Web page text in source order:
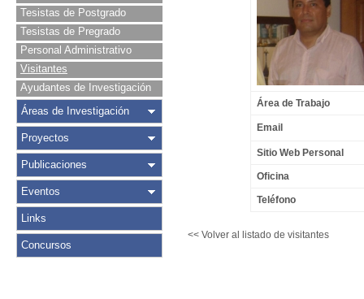
Tesistas de Postgrado
Tesistas de Pregrado
Personal Administrativo
Visitantes
Ayudantes de Investigación
Áreas de Investigación
Proyectos
Publicaciones
Eventos
Links
Concursos
Área de Trabajo
Email
Sitio Web Personal
Oficina
Teléfono
<< Volver al listado de visitantes